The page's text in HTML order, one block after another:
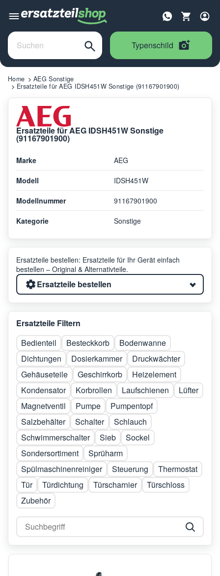
Typenschild
Home
AEG Sonstige
Ersatzteile für AEG IDSH451W Sonstige (91167901900)
Ersatzteile für AEG IDSH451W Sonstige
(91167901900)
Marke AEG
Modell IDSH451W
Modellnummer 91167901900
Kategorie Sonstige
Ersatzteile bestellen: Ersatzteile für Ihr Gerät einfach
bestellen – Original & Alternativteile.
Ersatzteile bestellen
Ersatzteile Filtern
Bedienteil
Besteckkorb
Bodenwanne
Dichtungen
Dosierkammer
Druckwächter
Gehäuseteile
Geschirrkorb
Heizelement
Kondensator
Korbrollen Laufschienen
Lüfter
Magnetventil
Pumpe
Pumpentopf
Salzbehälter
Schalter
Schlauch
Schwimmerschalter
Sieb
Sockel
Sondersortiment
Sprüharm
Spülmaschinenreiniger
Steuerung
Thermostat
Tür
Türdichtung Türscharnier
Türschloss
Zubehör